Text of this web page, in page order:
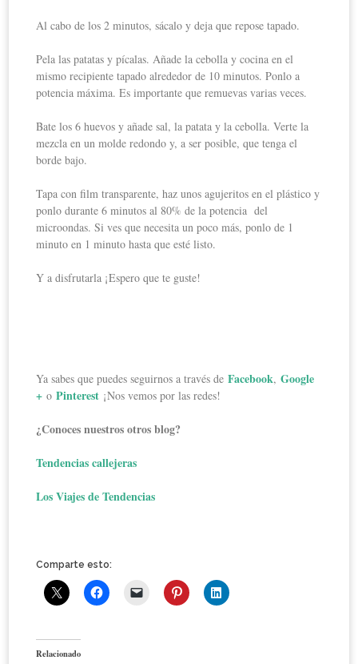
Al cabo de los 2 minutos, sácalo y deja que repose tapado.
Pela las patatas y pícalas. Añade la cebolla y cocina en el
mismo recipiente tapado alrededor de 10 minutos. Ponlo a
potencia máxima. Es importante que remuevas varias veces.
Bate los 6 huevos y añade sal, la patata y la cebolla. Verte la
mezcla en un molde redondo y, a ser posible, que tenga el
borde bajo.
Tapa con film transparente, haz unos agujeritos en el plástico y
ponlo durante 6 minutos al 80% de la potencia del
microondas. Si ves que necesita un poco más, ponlo de 1
minuto en 1 minuto hasta que esté listo.
Y a disfrutarla ¡Espero que te guste!
Ya sabes que puedes seguirnos a través deFacebook,Google
+ oPinterest ¡Nos vemos por las redes!
¿Conoces nuestros otros blog?
Tendencias callejeras
Los Viajes de Tendencias
Comparte esto:
Relacionado